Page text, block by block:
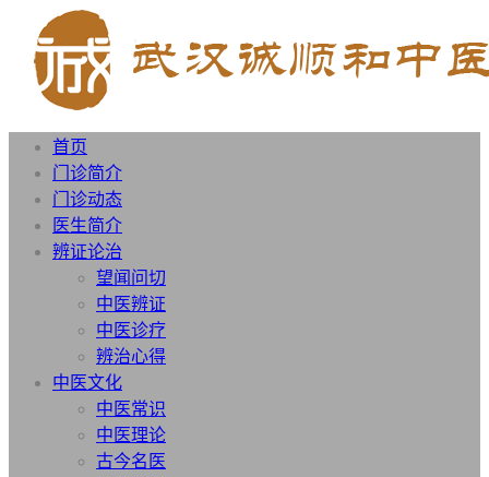
首页
门诊简介
门诊动态
医生简介
辨证论治
望闻问切
中医辨证
中医诊疗
辨治心得
中医文化
中医常识
中医理论
古今名医